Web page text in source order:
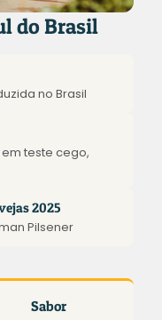
do Brasil
no Brasil
em teste cego,
2025
Pilsener
Sabor